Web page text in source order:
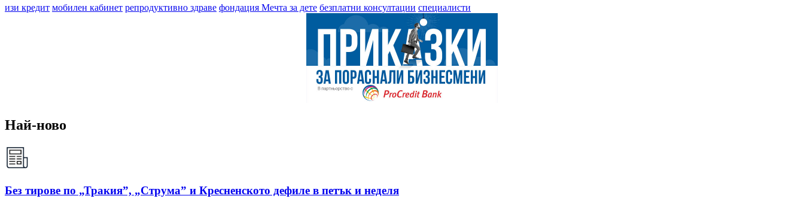
изи кредит мобилен кабинет репродуктивно здраве фондация Мечта за дете безплатни консултации специалисти
Най-ново
Без тирове по „Тракия”, „Струма” и Кресненското дефиле в петък и неделя